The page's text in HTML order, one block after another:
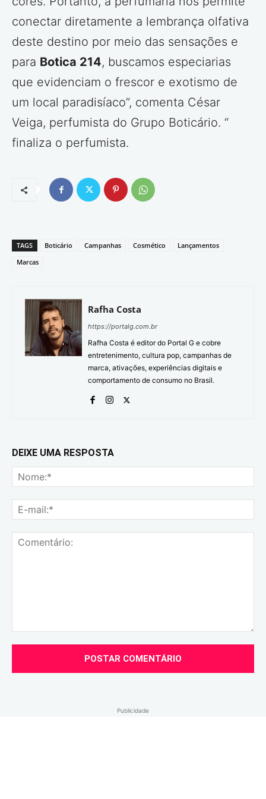
conectar diretamente a lembrança olfativa
deste destino por meio das sensações e
para Botica 214, buscamos especiarias
que evidenciam o frescor e exotismo de
um local paradisíaco”, comenta César
Veiga, perfumista do Grupo Boticário. “
finaliza o perfumista.
TAGS Boticário Campanhas Cosmético
Lançamentos
Marcas
Rafha Costa
https://portalg.com.br
Rafha Costa é editor do Portal G e cobre
entretenimento, cultura pop, campanhas de
marca, ativações, experiências digitais e
comportamento de consumo no Brasil.
DEIXE UMA RESPOSTA
Publicidade